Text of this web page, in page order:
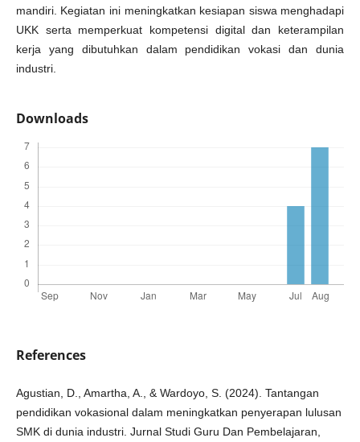
mandiri. Kegiatan ini meningkatkan kesiapan siswa menghadapi
UKK serta memperkuat kompetensi digital dan keterampilan
kerja yang dibutuhkan dalam pendidikan vokasi dan dunia
industri.
Downloads
References
Agustian, D., Amartha, A., & Wardoyo, S. (2024). Tantangan
pendidikan vokasional dalam meningkatkan penyerapan lulusan
SMK di dunia industri. Jurnal Studi Guru Dan Pembelajaran,